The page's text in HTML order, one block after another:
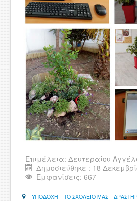
Επιμέλεια: Δευτεραίου
Δημοσιεύθηκε : 18
Εμφανίσεις: 667
ΥΠΟΔΟΧΗ | ΤΟ ΣΧΟΛΕΙΟ ΜΑΣ |